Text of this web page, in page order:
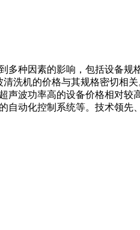
种因素的影响，包括设备
洗机的价格与其规格密切相
波功率高的设备价格相对
自动化控制系统等。技术领先